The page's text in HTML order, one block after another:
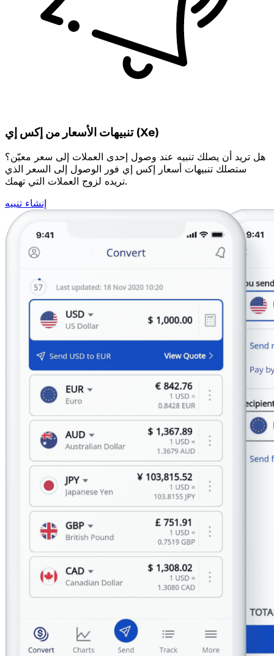
تنبيهات الأسعار من إكس إي (Xe)
هل تريد أن يصلك تنبيه عند وصول إحدى العملات إلى سعر معيّن؟
ستصلك تنبيهات أسعار إكس إي فور الوصول إلى السعر الذي
تريده لزوج العملات التي تهمك.
إنشاء تنبيه